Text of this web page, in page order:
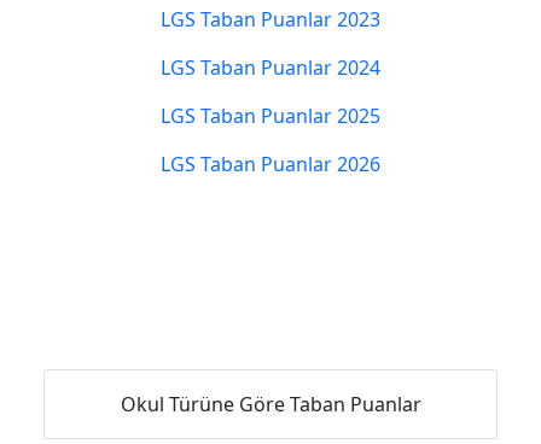
LGS Taban Puanlar 2023
LGS Taban Puanlar 2024
LGS Taban Puanlar 2025
LGS Taban Puanlar 2026
Okul Türüne Göre Taban Puanlar